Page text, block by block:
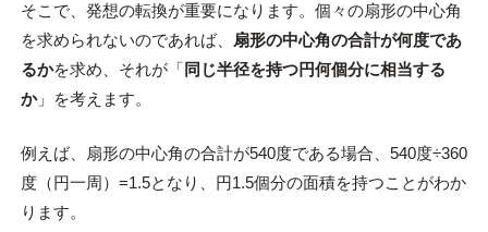
そこで、発想の転換が重要になります。個々の扇形の中心角
を求められないのであれば、 扇形の中心角の合計が何度であ
るかを求め、それが「 同じ半径を持つ円何個分に相当する
か」を考えます。
例えば、扇形の中心角の合計が540度である場合、540度÷360
度（円一周）=1.5となり、円1.5個分の面積を持つことがわか
ります。